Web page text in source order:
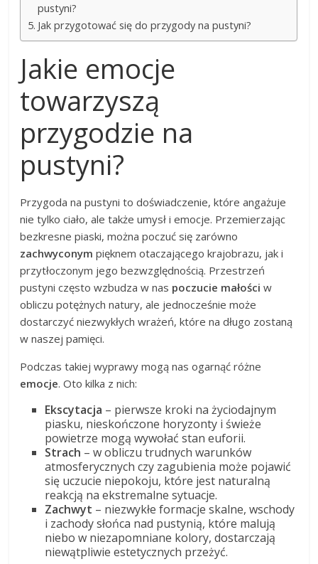
pustyni?
Jak przygotować się do przygody na pustyni?
Jakie emocje
towarzyszą
przygodzie na
pustyni?
Przygoda na pustyni to doświadczenie, które angażuje
nie tylko ciało, ale także umysł i emocje. Przemierzając
bezkresne piaski, można poczuć się zarówno
zachwyconym pięknem otaczającego krajobrazu, jak i
przytłoczonym jego bezwzględnością. Przestrzeń
pustyni często wzbudza w nas poczucie małości w
obliczu potężnych natury, ale jednocześnie może
dostarczyć niezwykłych wrażeń, które na długo zostaną
w naszej pamięci.
Podczas takiej wyprawy mogą nas ogarnąć różne
emocje. Oto kilka z nich:
Ekscytacja – pierwsze kroki na życiodajnym
piasku, nieskończone horyzonty i świeże
powietrze mogą wywołać stan euforii.
Strach – w obliczu trudnych warunków
atmosferycznych czy zagubienia może pojawić
się uczucie niepokoju, które jest naturalną
reakcją na ekstremalne sytuacje.
Zachwyt – niezwykłe formacje skalne, wschody
i zachody słońca nad pustynią, które malują
niebo w niezapomniane kolory, dostarczają
niewątpliwie estetycznych przeżyć.